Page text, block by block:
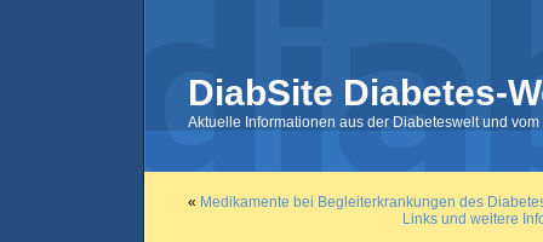
DiabSite Diabetes-
Aktuelle Informationen aus der Diabeteswelt und
« Medikamente bei Begleiterkrankungen des
Links und weitere